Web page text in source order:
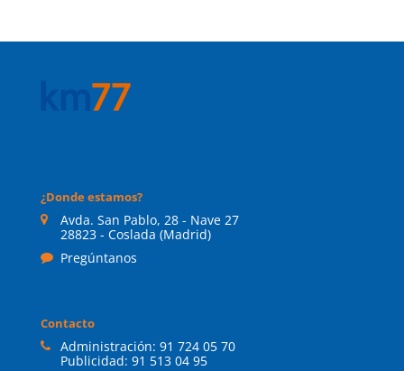
¿Donde estamos?
Avda. San Pablo, 28 - Nave 27
28823 - Coslada (Madrid)
Pregúntanos
Contacto
Administración: 91 724 05 70
Publicidad: 91 513 04 95